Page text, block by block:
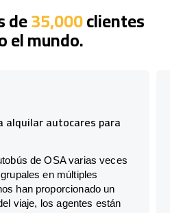
de35,000clientes
el mundo.
alquilar autocares para
de OSA varias veces
en múltiples
han proporcionado un
viaje, los agentes están